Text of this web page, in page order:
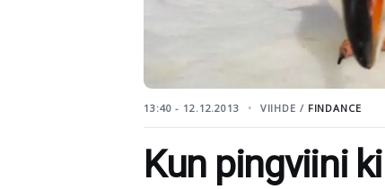
13:40 - 12.12.2013 VIIHDE / FINDANCE
Kun pingviini